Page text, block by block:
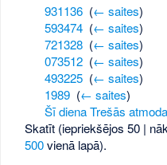
931136‎ (← saites)
593474‎ (← saites)
721328‎ (← saites)
073512‎ (← saites)
493225‎ (← saites)
1989‎ (← saites)
Šī diena Trešās
Skatīt (iepriekšējos 50 |
500vienā lapā).